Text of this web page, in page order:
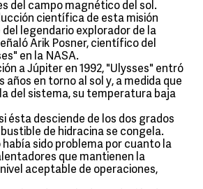
del campo magnético del sol.
científica de esta misión
legendario explorador de la
Arik Posner, científico del
en la NASA.
a Júpiter en 1992, "Ulysses" entró
años en torno al sol y, a medida que
del sistema, su temperatura baja
ésta desciende de los dos grados
de hidracina se congela.
había sido problema por cuanto la
que mantienen la
aceptable de operaciones,